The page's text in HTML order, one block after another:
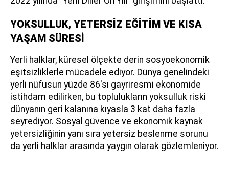
YOKSULLUK, YETERSİZ EĞİTİM VE KISA
YAŞAM SÜRESİ
Yerli halklar, küresel ölçekte derin sosyoekonomik
eşitsizliklerle mücadele ediyor. Dünya genelindeki
yerli nüfusun yüzde 86'sı gayriresmi ekonomide
istihdam edilirken, bu toplulukların yoksulluk riski
dünyanın geri kalanına kıyasla 3 kat daha fazla
seyrediyor. Sosyal güvence ve ekonomik kaynak
yetersizliğinin yanı sıra yetersiz beslenme sorunu
da yerli halklar arasında yaygın olarak gözlemleniyor.